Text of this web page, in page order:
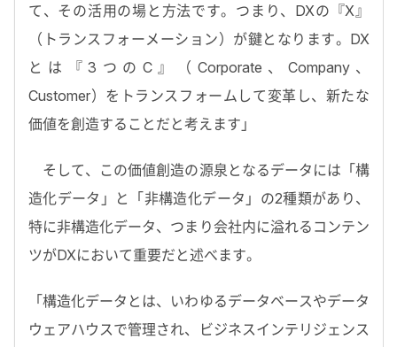
て、その活用の場と方法です。つまり、DXの『X』
（トランスフォーメーション）が鍵となります。DX
とは『3つのC』（Corporate、Company、
Customer）をトランスフォームして変革し、新たな
価値を創造することだと考えます」
そして、この価値創造の源泉となるデータには「構
造化データ」と「非構造化データ」の2種類があり、
特に非構造化データ、つまり会社内に溢れるコンテン
ツがDXにおいて重要だと述べます。
「構造化データとは、いわゆるデータベースやデータ
ウェアハウスで管理され、ビジネスインテリジェンス